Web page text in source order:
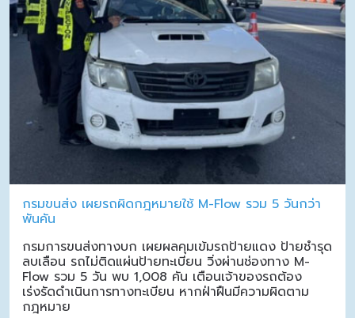
กรมขนส่ง เผยรถผิดกฎหมายใช้ M-Flow รวม 5 วันกว่า
พันคัน
กรมการขนส่งทางบก เผยผลคุมเข้มรถป้ายแดง ป้ายชำรุด
ลบเลือน รถไม่ติดแผ่นป้ายทะเบียน วิ่งผ่านช่องทาง M-
Flow รวม 5 วัน พบ 1,008 คัน เตือนเจ้าของรถต้อง
เร่งรัดดำเนินการทางทะเบียน หากฝ่าฝืนมีความผิดตาม
กฎหมาย